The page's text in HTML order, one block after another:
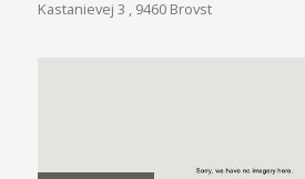
Kastanievej 3 , 9460 Brovst